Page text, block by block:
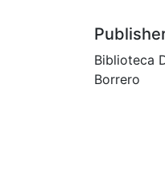
Biblioteca
Borrero